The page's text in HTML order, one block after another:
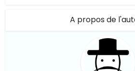
A propos de